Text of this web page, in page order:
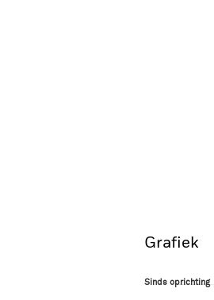
Grafiek
Sinds oprichting
Sinds oprichting